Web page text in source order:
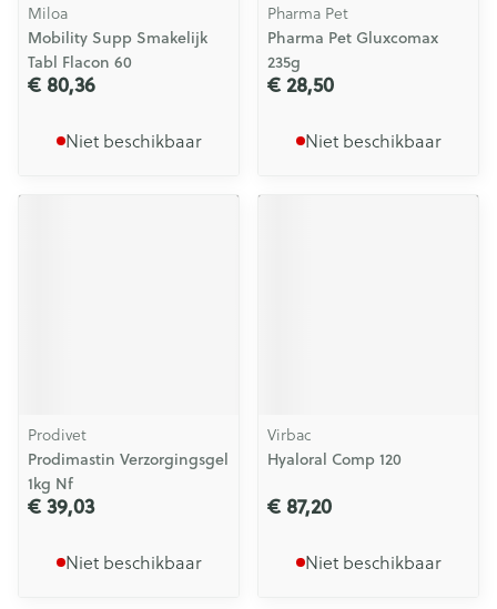
Miloa
Mobility Supp Smakelijk
Tabl Flacon 60
€ 80,36
Niet beschikbaar
Pharma Pet
Pharma Pet Gluxcomax
235g
€ 28,50
Niet beschikbaar
Prodivet
Prodimastin Verzorgingsgel
1kg Nf
€ 39,03
Niet beschikbaar
Virbac
Hyaloral Comp 120
€ 87,20
Niet beschikbaar